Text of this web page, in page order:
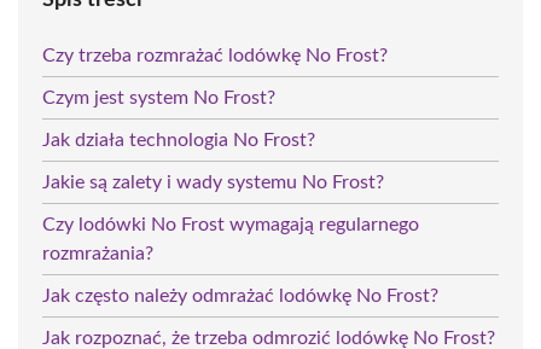
Czy trzeba rozmrażać lodówkę No Frost?
Czym jest system No Frost?
Jak działa technologia No Frost?
Jakie są zalety i wady systemu No Frost?
Czy lodówki No Frost wymagają regularnego
rozmrażania?
Jak często należy odmrażać lodówkę No Frost?
Jak rozpoznać, że trzeba odmrozić lodówkę No Frost?